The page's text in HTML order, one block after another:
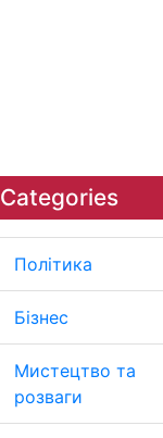
Categories
Політика
Бізнес
Мистецтво та
розваги